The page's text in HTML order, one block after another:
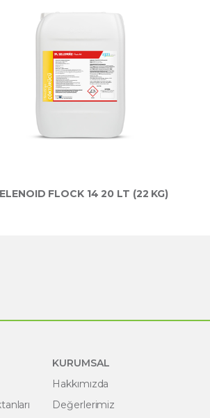
FLOCK 14 20 LT (22 KG)
KURUMSAL
Hakkımızda
Değerlerimiz